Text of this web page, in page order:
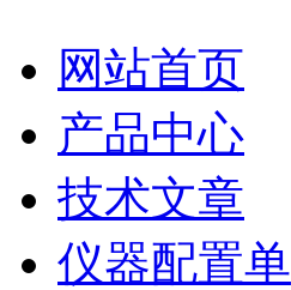
网站首页
产品中心
技术文章
仪器配置单